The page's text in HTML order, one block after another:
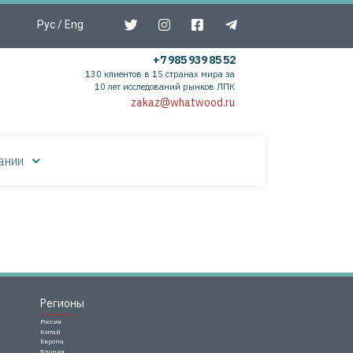
Рус/ Eng
+7 985 939 85 52
130 клиентов в 15 странах мира за
10 лет исследований рынков ЛПК
zakaz@whatwood.ru
Регионы
Россия
Китай
Европа
Япония